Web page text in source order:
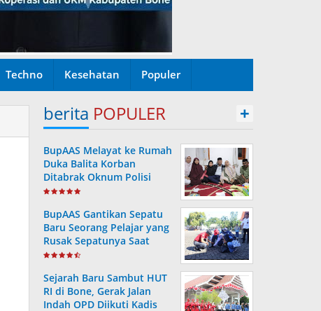
Techno Kesehatan Populer
berita POPULER +
BupAAS Melayat ke Rumah
Duka Balita Korban
Ditabrak Oknum Polisi
BupAAS Gantikan Sepatu
Baru Seorang Pelajar yang
Rusak Sepatunya Saat
Gerak Jalan Kemerdekaan
Sejarah Baru Sambut HUT
RI di Bone, Gerak Jalan
Indah OPD Diikuti Kadis